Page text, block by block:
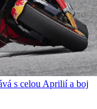
s celou Aprilií a boj